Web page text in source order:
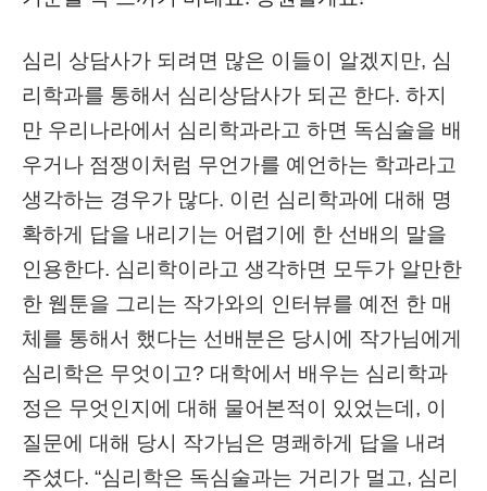
심리 상담사가 되려면 많은 이들이 알겠지만, 심
리학과를 통해서 심리상담사가 되곤 한다. 하지
만 우리나라에서 심리학과라고 하면 독심술을 배
우거나 점쟁이처럼 무언가를 예언하는 학과라고
생각하는 경우가 많다. 이런 심리학과에 대해 명
확하게 답을 내리기는 어렵기에 한 선배의 말을
인용한다. 심리학이라고 생각하면 모두가 알만한
한 웹툰을 그리는 작가와의 인터뷰를 예전 한 매
체를 통해서 했다는 선배분은 당시에 작가님에게
심리학은 무엇이고? 대학에서 배우는 심리학과
정은 무엇인지에 대해 물어본적이 있었는데, 이
질문에 대해 당시 작가님은 명쾌하게 답을 내려
주셨다. “심리학은 독심술과는 거리가 멀고, 심리